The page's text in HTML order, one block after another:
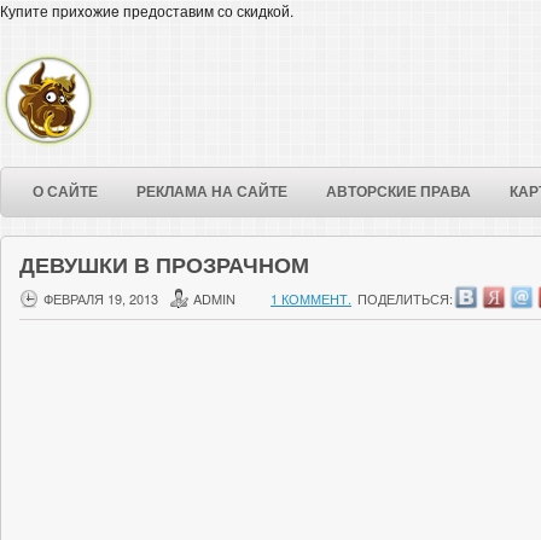
Купите пpиxoжиe предоставим со скидкой.
О САЙТЕ РЕКЛАМА НА САЙТЕ АВТОРСКИЕ ПРАВА
ДЕВУШКИ В ПРОЗРАЧНОМ
ФЕВРАЛЯ 19, 2013 ADMIN 1 КОММЕНТ. ПОДЕЛИТЬСЯ: